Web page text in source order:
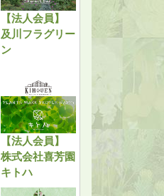
【法人会員】
及川フラグリー
ン
【法人会員】
株式会社喜芳園
キトハ